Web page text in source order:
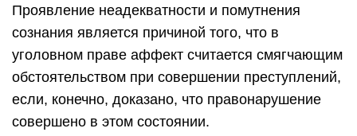
Проявление неадекватности и помутнения
сознания является причиной того, что в
уголовном праве аффект считается смягчающим
обстоятельством при совершении преступлений,
если, конечно, доказано, что правонарушение
совершено в этом состоянии.